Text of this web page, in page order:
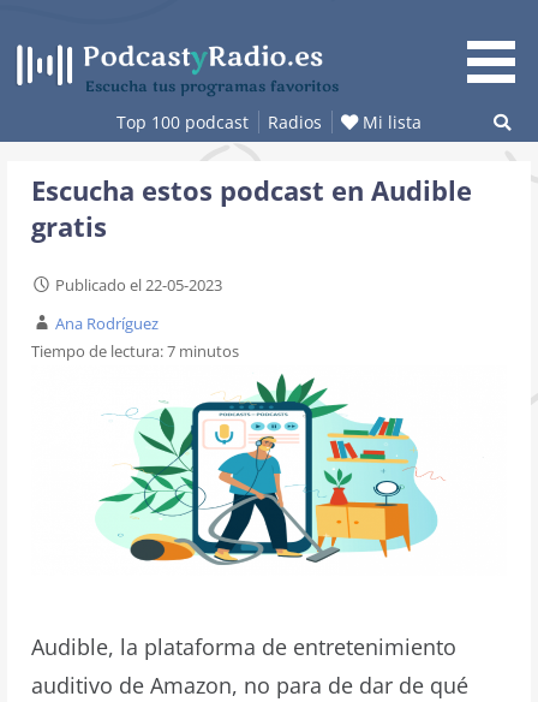
contenido
Escucha tus programas favoritos
Top 100 podcast Radios Mi lista
Escucha estos podcast en Audible
gratis
Publicado el 22-05-2023
Ana Rodríguez
Tiempo de lectura:7 minutos
Audible, la plataforma de entretenimiento
auditivo de Amazon, no para de dar de qué